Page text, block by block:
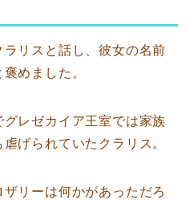
リスと話し、彼女の名前
めました。
レゼカイア王室では家族
げられていたクラリス。
リーは何かがあっただろ